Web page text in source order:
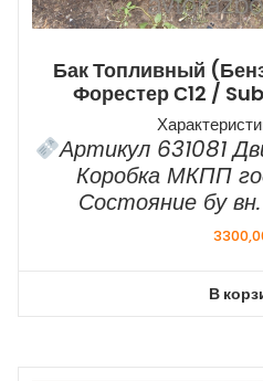
Бак Топливный
Форестер С12 /
Артикул 631081
Коробка МКПП
Состояние бу
В